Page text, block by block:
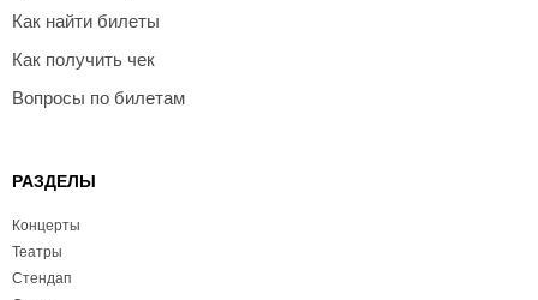
Как найти билеты
Как получить чек
Вопросы по билетам
РАЗДЕЛЫ
Концерты
Театры
Стендап